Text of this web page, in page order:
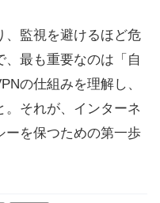
、監視を避けるほど危
、最も重要なのは「自
の仕組みを理解し、
。それが、インターネ
ーを保つための第一歩